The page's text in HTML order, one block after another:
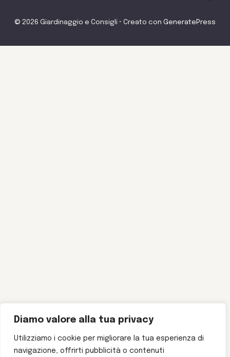
Diamo valore alla tua privacy
Utilizziamo i cookie per migliorare la tua esperienza di
navigazione, offrirti pubblicità o contenuti
© 2026 Giardinaggio e Consigli • Creato con GeneratePress